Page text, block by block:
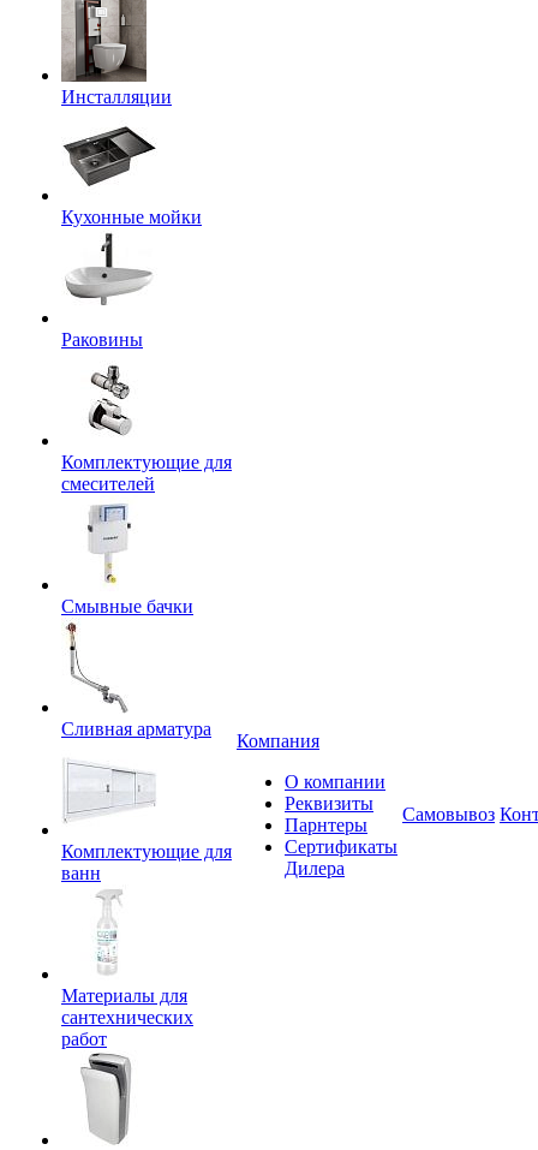
Инсталляции
Кухонные мойки
Раковины
Комплектующие для
смесителей
Смывные бачки
Сливная арматура
Комплектующие для
ванн
Материалы для
сантехнических
работ
Компания
О компании
Реквизиты
Парнтеры
Сертификаты
Дилера
Самовывоз